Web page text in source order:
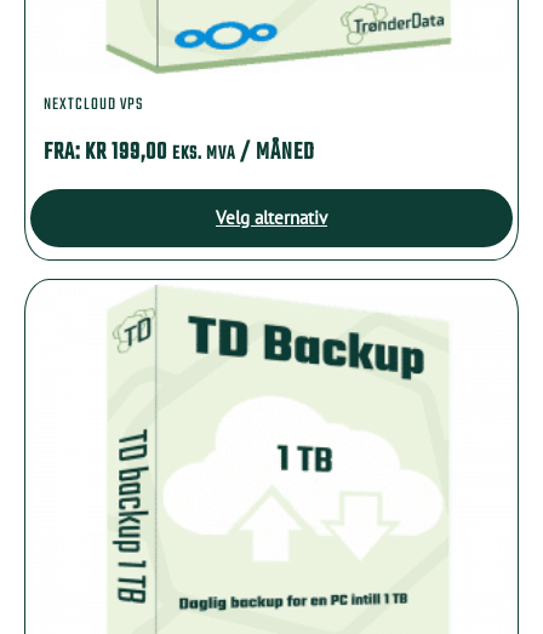
NEXTCLOUD VPS
FRA:KR199,00 EKS. MVA/ MÅNED
Velg alternativ
Dette
produktet
har
produktsiden